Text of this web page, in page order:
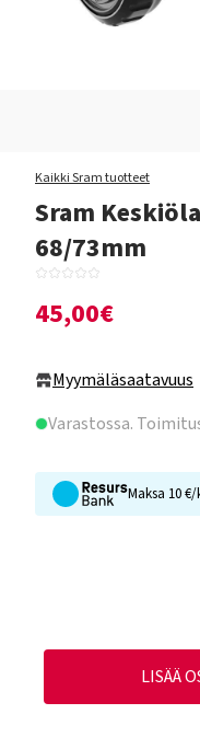
Kaikki Sram tuotteet
Sram
68/73mm
45,00€
Myymäläsaatavuus
Varastossa.
Maksa 10
LISÄÄ